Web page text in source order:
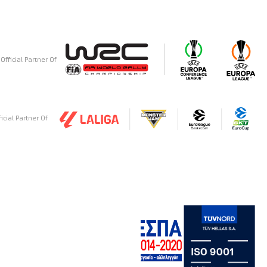
Official Partner Of
Partner Of